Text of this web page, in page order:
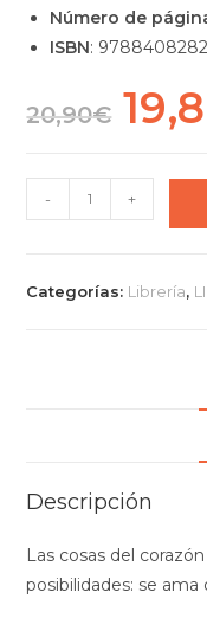
Número de
ISBN:
20,90€
- +
Categorías: Librería,
Descripción
Las cosas del
posibilidades: se ama